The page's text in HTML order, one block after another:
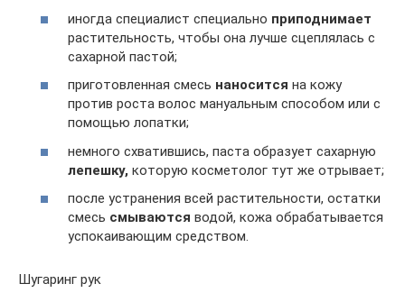
иногда специалист специально приподнимает
растительность, чтобы она лучше сцеплялась с
сахарной пастой;
приготовленная смесь наносится на кожу
против роста волос мануальным способом или с
помощью лопатки;
немного схватившись, паста образует сахарную
лепешку, которую косметолог тут же отрывает;
после устранения всей растительности, остатки
смесь смываются водой, кожа обрабатывается
успокаивающим средством.
Шугаринг рук